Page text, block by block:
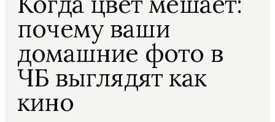
Создать книгу
Фотокниги
Все фотокниги
Свадебная
Шаблоны
AI-инструменты
почему ваши
домашние фото в
ЧБ выглядят как
кино